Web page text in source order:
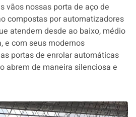
vãos nossas porta de aço de
compostas por automatizadores
atendem desde ao baixo, médio
e com seus modernos
portas de enrolar automáticas
abrem de maneira silenciosa e